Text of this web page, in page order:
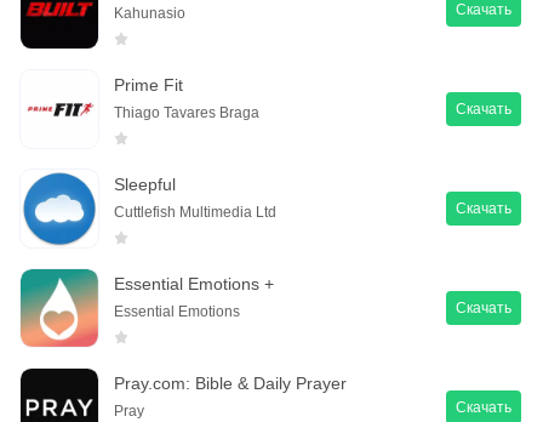
Kahunasio Скачать
Prime Fit
Thiago Tavares Braga Скачать
Sleepful
Cuttlefish Multimedia Ltd Скачать
Essential Emotions +
Essential Emotions Скачать
Pray.com: Bible & Daily Prayer
Pray Скачать